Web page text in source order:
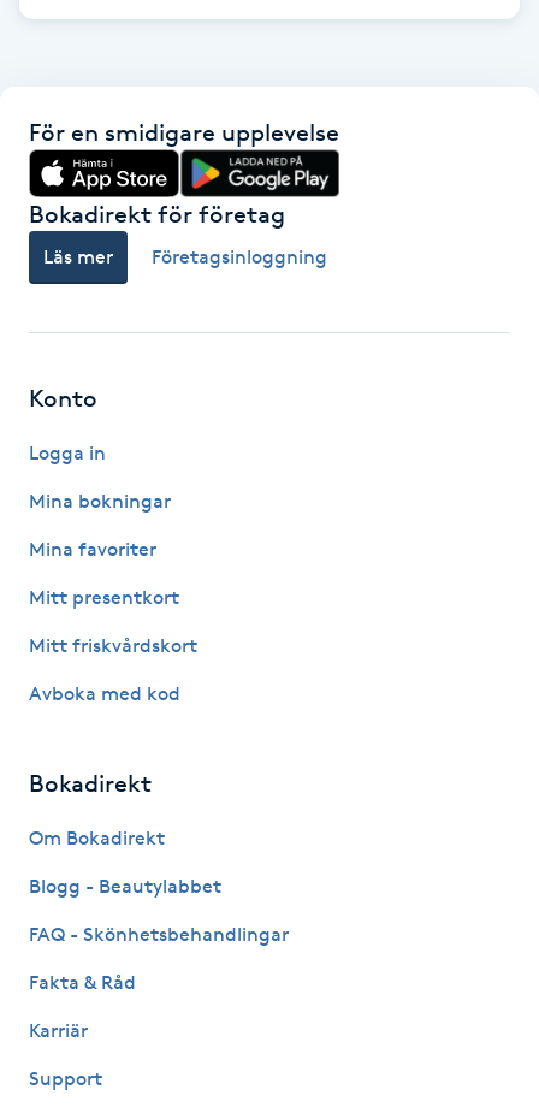
Hårbottenbehandling
Hårförlängning
Hårvård
Hälsprickor
IPL
IR-massage
Japansk massage
K18
Keratinbehandling
För en smidigare upplevelse
Bokadirekt för företag
Läs mer Företagsinloggning
Konto
Logga in
Mina bokningar
Mina favoriter
Mitt presentkort
Mitt friskvårdskort
Avboka med kod
Bokadirekt
Om Bokadirekt
Blogg - Beautylabbet
FAQ - Skönhetsbehandlingar
Fakta & Råd
Karriär
Support